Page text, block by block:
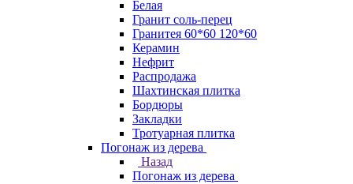
Белая
Гранит соль-перец
Гранитея 60*60 120*60
Керамин
Нефрит
Распродажа
Шахтинская плитка
Бордюры
Закладки
Тротуарная плитка
Погонаж из дерева
Назад
Погонаж из дерева